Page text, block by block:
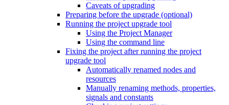
Caveats of upgrading
Preparing before the upgrade (optional)
Running the project upgrade tool
Using the Project Manager
Using the command line
Fixing the project after running the project
upgrade tool
Automatically renamed nodes and
resources
Manually renaming methods, properties,
signals and constants